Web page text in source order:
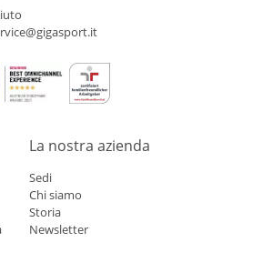
La nostra azienda
Sedi
Chi siamo
Storia
Newsletter